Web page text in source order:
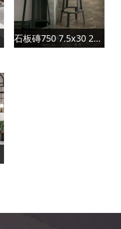
石板磚750 7.5x30 20x20 21.6x25